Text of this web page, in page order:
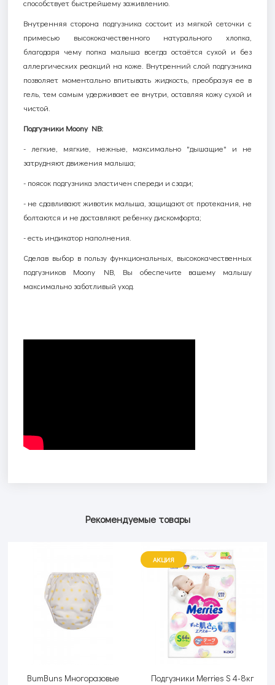
способствует быстрейшему заживлению.
Внутренняя сторона подгузника состоит из мягкой сеточки с
примесью высококачественного натурального хлопка,
благодаря чему попка малыша всегда остаётся сухой и без
аллергических реакций на коже. Внутренний слой подгузника
позволяет моментально впитывать жидкость, преобразуя ее в
гель, тем самым удерживает ее внутри, оставляя кожу сухой и
чистой.
Подгузники Moony NB:
- легкие, мягкие, нежные, максимально "дышащие" и не
затрудняют движения малыша;
- поясок подгузника эластичен спереди и сзади;
- не сдавливают животик малыша, защищают от протекания, не
болтаются и не доставляют ребенку дискомфорта;
- есть индикатор наполнения.
Сделав выбор в пользу функциональных, высококачественных
подгузников Moony NB, Вы обеспечите вашему малышу
максимально заботливый уход.
Рекомендуемые товары
BumBuns Многоразовые
АКЦИЯ
Подгузники Merries S 4-8кг